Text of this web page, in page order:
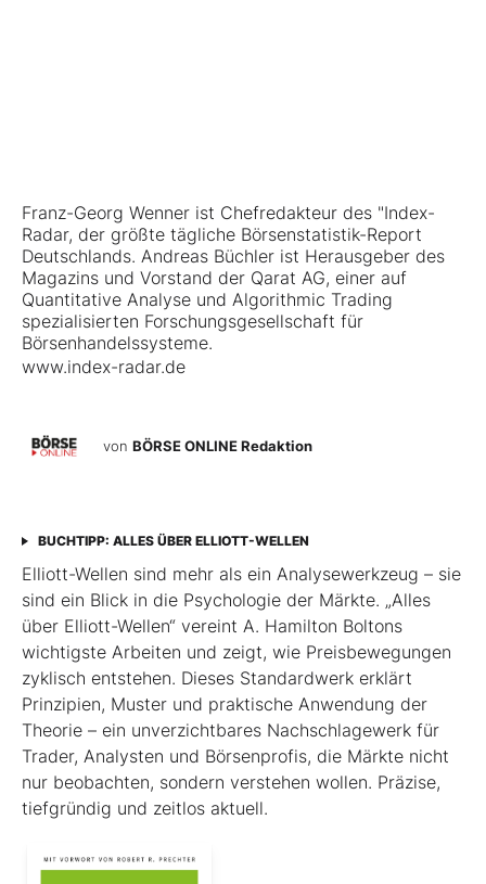
Franz-Georg Wenner ist Chefredakteur des "Index-
Radar, der größte tägliche Börsenstatistik-Report
Deutschlands. Andreas Büchler ist Herausgeber des
Magazins und Vorstand der Qarat AG, einer auf
Quantitative Analyse und Algorithmic Trading
spezialisierten Forschungsgesellschaft für
Börsenhandelssysteme.
www.index-radar.de
von BÖRSE ONLINE Redaktion
BUCHTIPP: ALLES ÜBER ELLIOTT-WELLEN
Elliott-Wellen sind mehr als ein Analysewerkzeug – sie
sind ein Blick in die Psychologie der Märkte. „Alles
über Elliott-Wellen“ vereint A. Hamilton Boltons
wichtigste Arbeiten und zeigt, wie Preisbewegungen
zyklisch entstehen. Dieses Standardwerk erklärt
Prinzipien, Muster und praktische Anwendung der
Theorie – ein unverzichtbares Nachschlagewerk für
Trader, Analysten und Börsenprofis, die Märkte nicht
nur beobachten, sondern verstehen wollen. Präzise,
tiefgründig und zeitlos aktuell.